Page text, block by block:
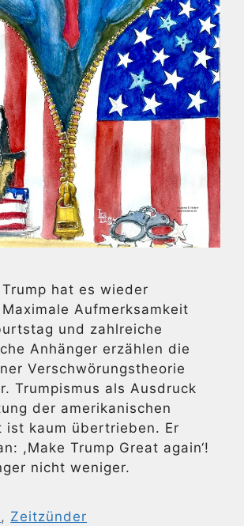
hat es wieder
Aufmerksamkeit
und zahlreiche
Anhänger erzählen die
Verschwörungstheorie
Trumpismus als Ausdruck
der amerikanischen
ist kaum übertrieben. Er
,Make Trump Great again‘!
nicht weniger.
, Zeitzünder